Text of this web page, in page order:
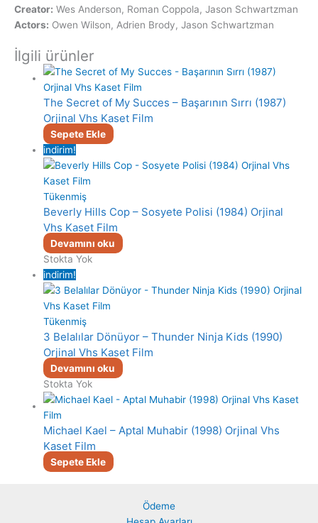
Creator: Wes Anderson, Roman Coppola, Jason Schwartzman
Actors: Owen Wilson, Adrien Brody, Jason Schwartzman
İlgili ürünler
The Secret of My Succes – Başarının Sırrı (1987)
Orjinal Vhs Kaset Film
Sepete Ekle
indirim!
Tükenmiş
Beverly Hills Cop – Sosyete Polisi (1984) Orjinal
Vhs Kaset Film
Devamını oku
Stokta Yok
indirim!
Tükenmiş
3 Belalılar Dönüyor – Thunder Ninja Kids (1990)
Orjinal Vhs Kaset Film
Devamını oku
Stokta Yok
Michael Kael – Aptal Muhabir (1998) Orjinal Vhs
Kaset Film
Sepete Ekle
Ödeme